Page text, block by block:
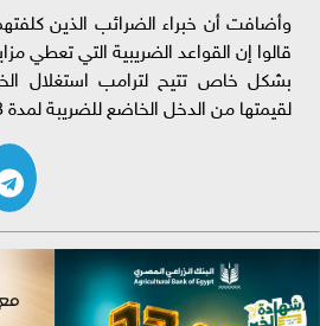
وأضافت أن خبراء الضرائب الذين
قالوا إن القواعد الضريبية التي تعطي
بشكل خاص تتيح لترامب استغلال
لقيمتها من الدخل الخاضع للضريبة لمدة 18 عامًا.